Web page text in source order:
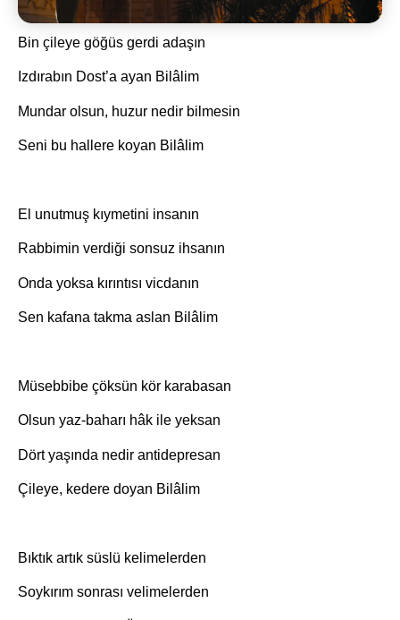
Bin çileye göğüs gerdi adaşın
Izdırabın Dost’a ayan Bilâlim
Mundar olsun, huzur nedir bilmesin
Seni bu hallere koyan Bilâlim
El unutmuş kıymetini insanın
Rabbimin verdiği sonsuz ihsanın
Onda yoksa kırıntısı vicdanın
Sen kafana takma aslan Bilâlim
Müsebbibe çöksün kör karabasan
Olsun yaz-baharı hâk ile yeksan
Dört yaşında nedir antidepresan
Çileye, kedere doyan Bilâlim
Bıktık artık süslü kelimelerden
Soykırım sonrası velimelerden